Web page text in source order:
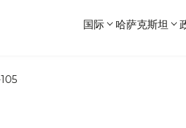
国际 哈萨克斯坦